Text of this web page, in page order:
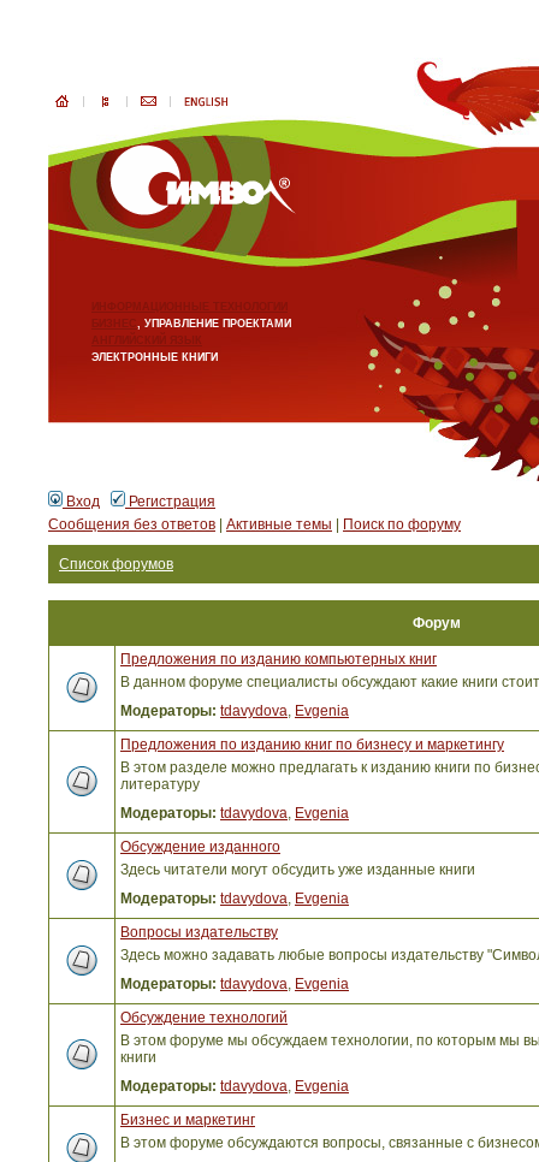
ИНФОРМАЦИОННЫЕ ТЕХНОЛОГИИ
БИЗНЕС, УПРАВЛЕНИЕ ПРОЕКТАМИ
АНГЛИЙСКИЙ ЯЗЫК
ЭЛЕКТРОННЫЕ КНИГИ
Вход
Регистрация
Сообщения без ответов
Активные темы Поиск по форуму
Список форумов
Форум
Предложения по изданию компьютерных книг
В данном форуме специалисты обсуждают какие книги
Модераторы: tdavydova, Evgenia
Предложения по изданию книг по бизнесу и маркетингу
В этом разделе можно предлагать к изданию книги по
литературу
Модераторы: tdavydova, Evgenia
Обсуждение изданного
Здесь читатели могут обсудить уже изданные книги
Модераторы: tdavydova, Evgenia
Вопросы издательству
Здесь можно задавать любые вопросы издательству
Модераторы: tdavydova, Evgenia
Обсуждение технологий
В этом форуме мы обсуждаем технологии, по которым мы
книги
Модераторы: tdavydova, Evgenia
Бизнес и маркетинг
В этом форуме обсуждаются вопросы, связанные с